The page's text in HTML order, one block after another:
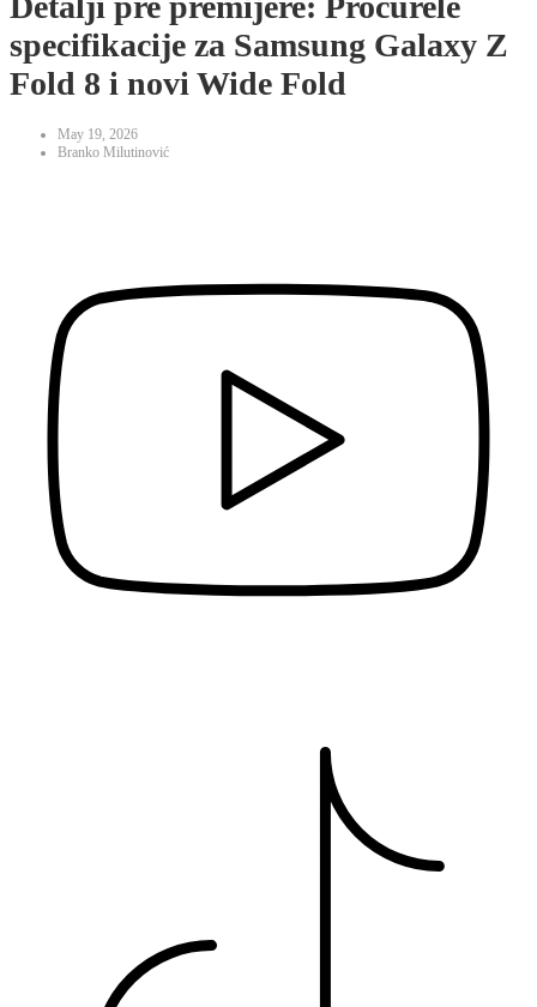
specifikacije za Samsung Galaxy Z
Fold 8 i novi Wide Fold
May 19, 2026
Branko Milutinović